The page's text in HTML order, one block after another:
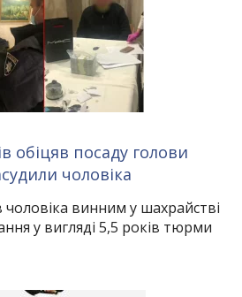
обіцяв посаду голови
чоловіка
чоловіка винним у шахрайстві
у вигляді 5,5 років тюрми